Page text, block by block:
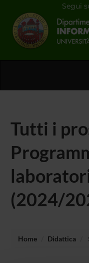
Segui
Tutti i
(2024/
Home Didattica